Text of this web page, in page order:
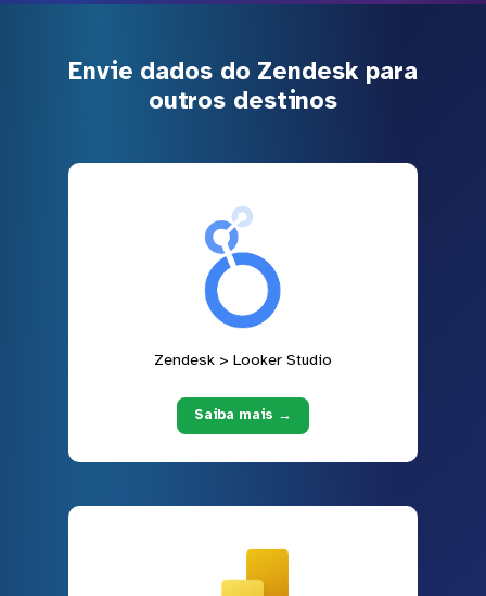
Envie dados do Zendesk para
outros destinos
Zendesk > Looker Studio
Saiba mais →